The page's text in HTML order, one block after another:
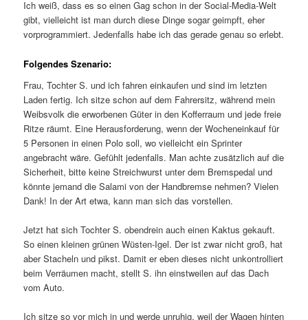
Ich weiß, dass es so einen Gag schon in der Social-Media-Welt
gibt, vielleicht ist man durch diese Dinge sogar geimpft, eher
vorprogrammiert. Jedenfalls habe ich das gerade genau so erlebt.
Folgendes Szenario:
Frau, Tochter S. und ich fahren einkaufen und sind im letzten
Laden fertig. Ich sitze schon auf dem Fahrersitz, während mein
Weibsvolk die erworbenen Güter in den Kofferraum und jede freie
Ritze räumt. Eine Herausforderung, wenn der Wocheneinkauf für
5 Personen in einen Polo soll, wo vielleicht ein Sprinter
angebracht wäre. Gefühlt jedenfalls. Man achte zusätzlich auf die
Sicherheit, bitte keine Streichwurst unter dem Bremspedal und
könnte jemand die Salami von der Handbremse nehmen? Vielen
Dank! In der Art etwa, kann man sich das vorstellen.
Jetzt hat sich Tochter S. obendrein auch einen Kaktus gekauft.
So einen kleinen grünen Wüsten-Igel. Der ist zwar nicht groß, hat
aber Stacheln und pikst. Damit er eben dieses nicht unkontrolliert
beim Verräumen macht, stellt S. ihn einstweilen auf das Dach
vom Auto.
Ich sitze so vor mich in und werde unruhig, weil der Wagen hinten